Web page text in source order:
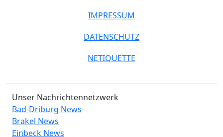
IMPRESSUM
DATENSCHUTZ
NETIQUETTE
Unser Nachrichtennetzwerk
Bad-Driburg News
Brakel News
Einbeck News